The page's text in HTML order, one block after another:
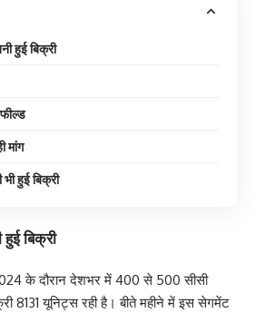
हुई बिक्री
मांग
हुई बिक्री
बिक्री
के दौरान देशभर में 400 से 500 सीसी
8131 यूनिट्स रही है। बीते महीने में इस सेगमेंट